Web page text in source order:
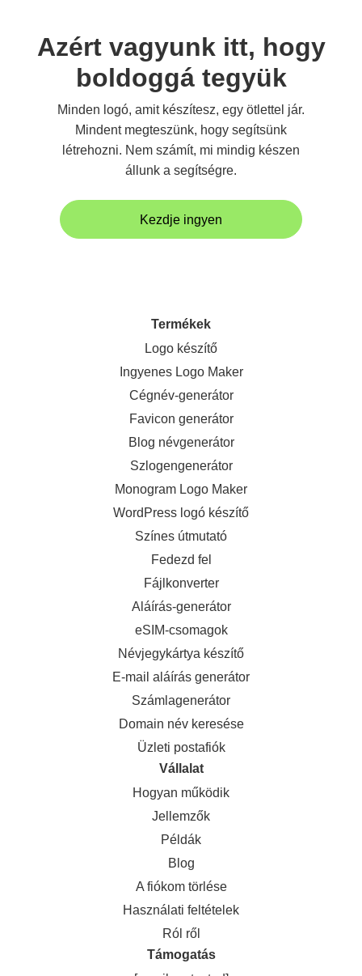
Azért vagyunk itt, hogy
boldoggá tegyük
Minden logó, amit készítesz, egy ötlettel jár.
Mindent megteszünk, hogy segítsünk
létrehozni. Nem számít, mi mindig készen
állunk a segítségre.
Kezdje ingyen
Termékek
Logo készítő
Ingyenes Logo Maker
Cégnév-generátor
Favicon generátor
Blog névgenerátor
Szlogengenerátor
Monogram Logo Maker
WordPress logó készítő
Színes útmutató
Fedezd fel
Fájlkonverter
Aláírás-generátor
eSIM-csomagok
Névjegykártya készítő
E-mail aláírás generátor
Számlagenerátor
Domain név keresése
Üzleti postafiók
Vállalat
Hogyan működik
Jellemzők
Példák
Blog
A fiókom törlése
Használati feltételek
Ról ről
Támogatás